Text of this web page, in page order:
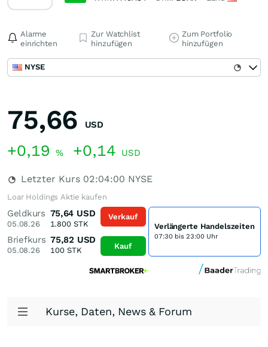
Alarme
einrichten
Zur Watchlist
hinzufügen
Zum Portfolio
hinzufügen
NYSE
75,66 USD
+0,19 % +0,14 USD
Letzter Kurs 02:04:00 NYSE
Loar Holdings Aktie kaufen
Geldkurs
05.08.26
75,64 USD
1.800STK
Briefkurs
05.08.26
75,82 USD
100STK
Verkauf
Kauf
Verlängerte Handelszeiten
07:30 bis 23:00 Uhr
Kurse, Daten, News & Forum